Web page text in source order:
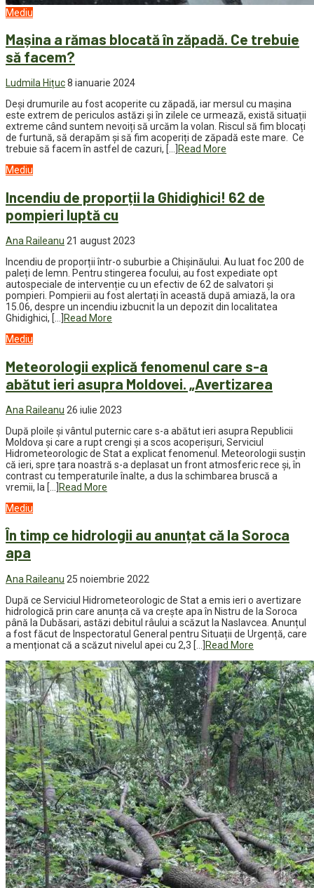
Mediu
Mașina a rămas blocată în zăpadă. Ce trebuie
să facem?
Ludmila Hițuc8 ianuarie 2024
Deși drumurile au fost acoperite cu zăpadă, iar mersul cu mașina
este extrem de periculos astăzi și în zilele ce urmează, există situații
extreme când suntem nevoiți să urcăm la volan. Riscul să fim blocați
de furtună, să derapăm și să fim acoperiți de zăpadă este mare. Ce
trebuie să facem în astfel de cazuri, […] Read More
Mediu
Incendiu de proporții la Ghidighici! 62 de
pompieri luptă cu
Ana Raileanu 21 august 2023
Incendiu de proporții într-o suburbie a Chișinăului. Au luat foc 200 de
paleți de lemn. Pentru stingerea focului, au fost expediate opt
autospeciale de intervenție cu un efectiv de 62 de salvatori și
pompieri. Pompierii au fost alertați în această după amiază, la ora
15.06, despre un incendiu izbucnit la un depozit din localitatea
Ghidighici, […]
Read More
Mediu
Meteorologii explică fenomenul care s-a
abătut ieri asupra Moldovei. „Avertizarea
Ana Raileanu 26 iulie 2023
După ploile și vântul puternic care s-a abătut ieri asupra Republicii
Moldova și care a rupt crengi și a scos acoperișuri, Serviciul
Hidrometeorologic de Stat a explicat fenomenul. Meteorologii susțin
că ieri, spre țara noastră s-a deplasat un front atmosferic rece și, în
contrast cu temperaturile înalte, a dus la schimbarea bruscă a
vremii, la […]
Read More
Mediu
În timp ce hidrologii au anunțat că la Soroca
apa
Ana Raileanu 25 noiembrie 2022
După ce Serviciul Hidrometeorologic de Stat a emis ieri o avertizare
hidrologică prin care anunța că va crește apa în Nistru de la Soroca
până la Dubăsari, astăzi debitul râului a scăzut la Naslavcea. Anunțul
a fost făcut de Inspectoratul General pentru Situații de Urgență, care
a menționat că a scăzut nivelul apei cu 2,3 […]
Read More